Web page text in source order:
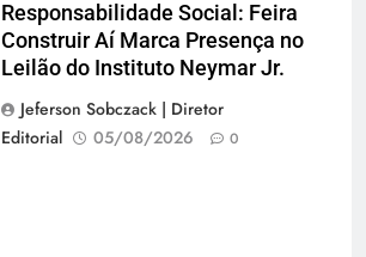
Responsabilidade Social: Feira
Construir Aí Marca Presença no
Leilão do Instituto Neymar Jr.
Jeferson Sobczack | Diretor
Editorial
05/08/2026 0